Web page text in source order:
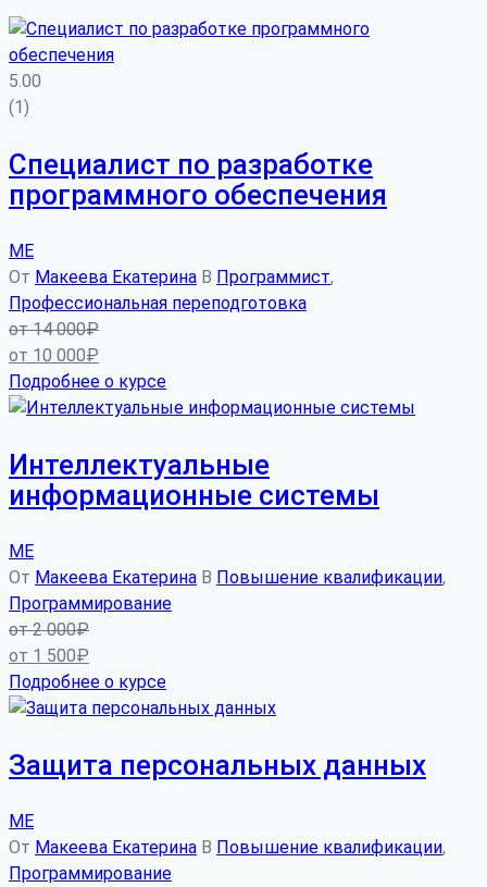
5.00
(1)
Специалист по разработке
программного обеспечения
МЕ
От Макеева Екатерина В Программист,
Профессиональная переподготовка
от14 000₽
от 10 000₽
Подробнее о курсе
Интеллектуальные
информационные системы
МЕ
От Макеева Екатерина В Повышение квалификации,
Программирование
от2 000₽
от 1 500₽
Подробнее о курсе
Защита персональных данных
МЕ
От Макеева Екатерина В Повышение квалификации,
Программирование